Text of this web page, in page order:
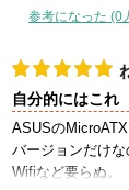
参考になった (0
自分的にはこれ
ASUSの
バージョンだけな
Wifiなど要らぬ。